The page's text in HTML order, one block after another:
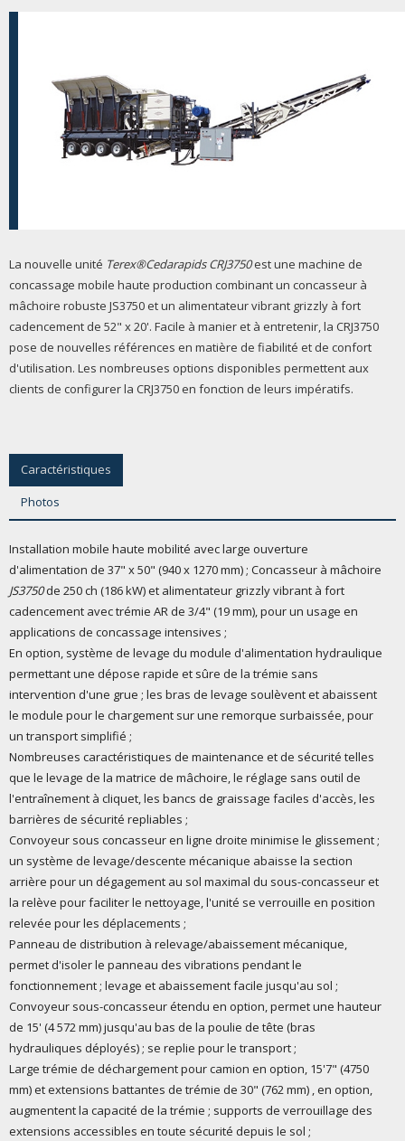
La nouvelle unité Terex®Cedarapids CRJ3750est une machine de
concassage mobile haute production combinant un concasseur à
mâchoire robuste JS3750 et un alimentateur vibrant grizzly à fort
cadencement de 52" x 20'. Facile à manier et à entretenir, la CRJ3750
pose de nouvelles références en matière de fiabilité et de confort
d'utilisation. Les nombreuses options disponibles permettent aux
clients de configurer la CRJ3750 en fonction de leurs impératifs.
Caractéristiques
Photos
Installation mobile haute mobilité avec large ouverture
d'alimentation de 37" x 50" (940 x 1270 mm) ; Concasseur à mâchoire
JS3750de 250 ch (186 kW) et alimentateur grizzly vibrant à fort
cadencement avec trémie AR de 3/4" (19 mm), pour un usage en
applications de concassage intensives ;
En option, système de levage du module d'alimentation hydraulique
permettant une dépose rapide et sûre de la trémie sans
intervention d'une grue ; les bras de levage soulèvent et abaissent
le module pour le chargement sur une remorque surbaissée, pour
un transport simplifié ;
Nombreuses caractéristiques de maintenance et de sécurité telles
que le levage de la matrice de mâchoire, le réglage sans outil de
l'entraînement à cliquet, les bancs de graissage faciles d'accès, les
barrières de sécurité repliables ;
Convoyeur sous concasseur en ligne droite minimise le glissement ;
un système de levage/descente mécanique abaisse la section
arrière pour un dégagement au sol maximal du sous-concasseur et
la relève pour faciliter le nettoyage, l'unité se verrouille en position
relevée pour les déplacements ;
Panneau de distribution à relevage/abaissement mécanique,
permet d'isoler le panneau des vibrations pendant le
fonctionnement ; levage et abaissement facile jusqu'au sol ;
Convoyeur sous-concasseur étendu en option, permet une hauteur
de 15' (4 572 mm) jusqu'au bas de la poulie de tête (bras
hydrauliques déployés) ; se replie pour le transport ;
Large trémie de déchargement pour camion en option, 15'7" (4750
mm) et extensions battantes de trémie de 30" (762 mm) , en option,
augmentent la capacité de la trémie ; supports de verrouillage des
extensions accessibles en toute sécurité depuis le sol ;